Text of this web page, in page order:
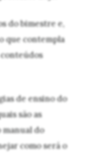
do bimestre e,
que contempla
de ensino do
são as
manual do
como será o